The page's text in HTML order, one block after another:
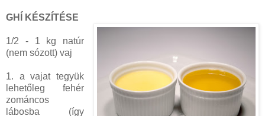
GHÍ KÉSZÍTÉSE
1/2 - 1 kg natúr
(nem sózott) vaj
1. a vajat tegyük
lehetőleg fehér
zománcos
lábosba (így